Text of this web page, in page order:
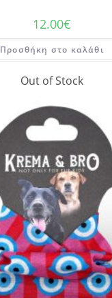
12.00€
Προσθήκη στο καλάθι
Out of Stock